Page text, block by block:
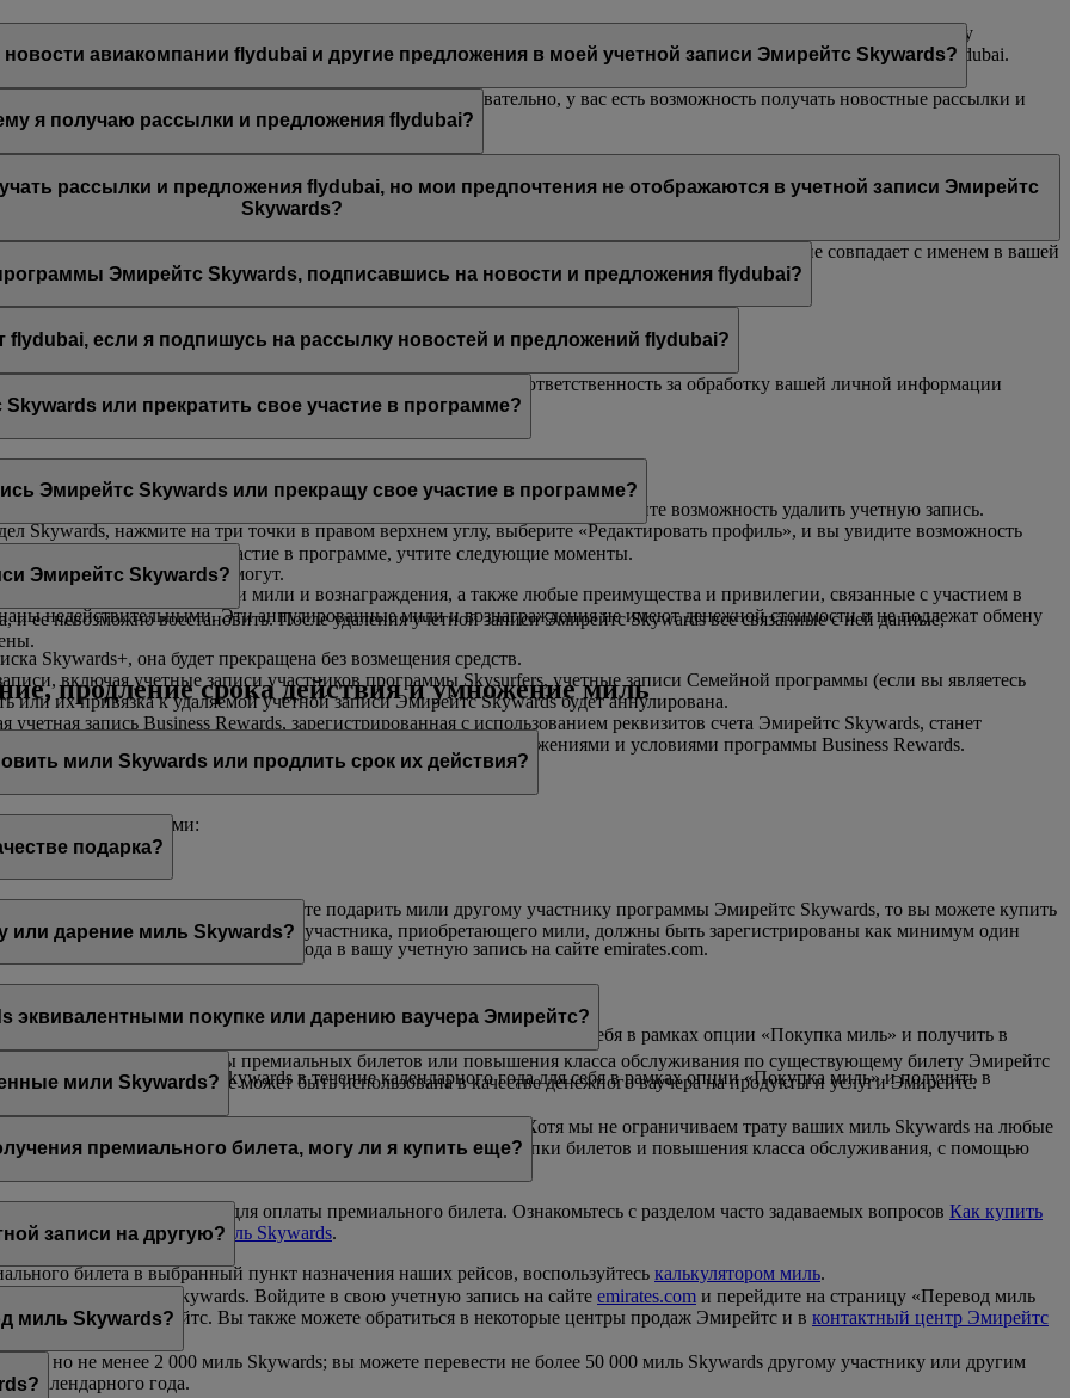
или Эмирейтс, перейдя по соответствующей ссылке в конце письма flydubai и/или Эмирейтс, отправленного на вашу
программы Эмирейтс Skywards или обратившись в интерактивный чат или контактный центр Эмирейтс или flydubai.
авиакомпании flydubai и другие предложения в моей учетной записи Эмирейтс Skywards?
клиентов авиакомпаний Эмирейтс и flydubai; следовательно, у вас есть возможность получать новостные рассылки и
я получаю рассылки и предложения flydubai?
рассылки и предложения flydubai, но мои предпочтения не отображаются в учетной записи Эмирейтс
Skywards?
с несколькими номерами участников программы Эмирейтс Skywards или указанное вами имя не совпадает с именем в вашей
Эмирейтс Skywards и обновите адрес электронной почты в разделеЛичные предпочтения.
Эмирейтс Skywards, подписавшись на новости и предложения flydubai?
если я подпишусь на рассылку новостей и предложений flydubai?
почты, на который будут приходить письма. flydubai несет ответственность за обработку вашей личной информации
или прекратить свое участие в программе?
, и вы увидите возможность удалить учетную запись.
Skywards, нажмите на три точки в правом верхнем углу, выберите «Редактировать профиль», и вы увидите возможность
и они с радостью вам помогут.
Эмирейтс Skywards или прекращу свое участие в программе?
или прекратить участие в программе, учтите следующие моменты.
Все неиспользованные вами мили и вознаграждения, а также любые преимущества и привилегии, связанные с участием в
недействительными. Эти аннулированные мили и вознаграждения не имеют денежной стоимости и не подлежат обмену
Skywards+, она будет прекращена без возмещения средств.
включая учетные записи участников программы Skysurfers, учетные записи Семейной программы (если вы являетесь
или их привязка к удаляемой учетной записи Эмирейтс Skywards будет аннулирована.
запись Business Rewards, зарегистрированная с использованием реквизитов счета Эмирейтс Skywards, станет
информацию можно получить, ознакомившись с положениями и условиями программы Business Rewards.
Эмирейтс Skywards?
и ее невозможно восстановить. После удаления учетной записи Эмирейтс Skywards все связанные с ней данные,
продление срока действия и умножение миль
мили Skywards или продлить срок их действия?
способами:
только через Интернет после входа в вашу учетную запись на сайте emirates.com.
подарка?
вознаграждения или хотите подарить мили другому участнику программы Эмирейтс Skywards, то вы можете купить
на этустраницу. В учетной записи участника, приобретающего мили, должны быть зарегистрированы как минимум один
до 100 000 миль Skywards в течение календарного года
или дарение миль Skywards?
до 200 000 миль Skywards в течение календарного года для себя в рамках опции «Покупка миль» и получить в
до 100 000 миль Skywards в течение календарного года для себя в рамках опции «Покупка миль» и получить в
.
эквивалентными покупке или дарению ваучера Эмирейтс?
использованы для оплаты премиальных билетов или повышения класса обслуживания по существующему билету Эмирейтс
мили Skywards, не может быть использована в качестве денежного ваучера на продукты и услуги Эмирейтс.
мили Skywards?
премиальные билеты и повышение класса обслуживания. Хотя мы не ограничиваем трату ваших миль Skywards на любые
проверять количество миль Skywards, необходимых для покупки билетов и повышения класса обслуживания, с помощью
премиального билета, могу ли я купить еще?
миль Skywards для оплаты премиального билета. Ознакомьтесь с разделом часто задаваемых вопросов Как купить
страницуПокупка миль Skywards.
билета в выбранный пункт назначения наших рейсов, воспользуйтесь калькулятором миль.
записи на другую?
запись Эмирейтс Skywards. Войдите в свою учетную запись на сайте emirates.com и перейдите на страницу «Перевод миль
в приложении Эмирейтс. Вы также можете обратиться в некоторые центры продаж Эмирейтс и в контактный центр Эмирейтс
миль Skywards?
000, но не менее 2 000 миль Skywards; вы можете перевести не более 50 000 миль Skywards другому участнику или другим
календарного года.